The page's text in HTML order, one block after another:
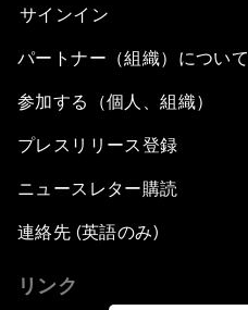
サインイン
パートナー（組織）について
参加する（個人、組織）
プレスリリース登録
ニュースレター購読
連絡先 (英語のみ)
リンク